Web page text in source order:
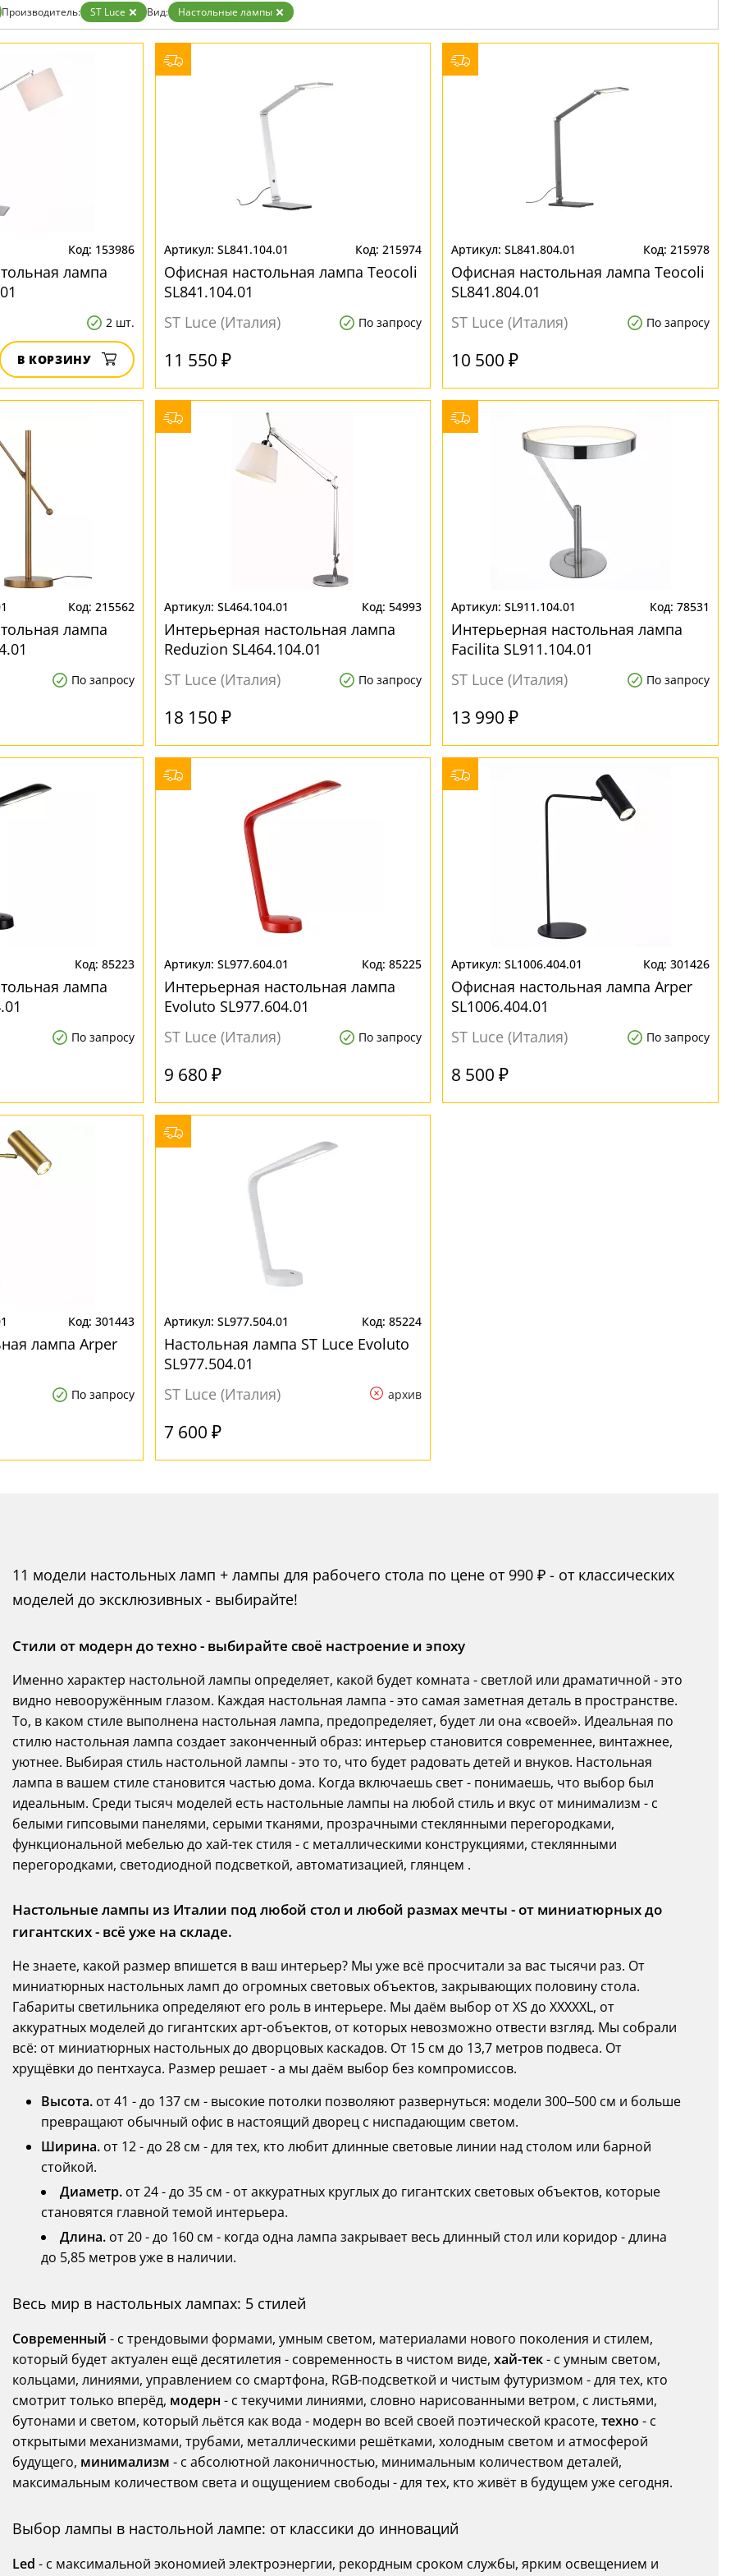
Золото
Прозрачные
Хром
Бренд
Производитель: ST Luce Вид: Настольные лампы
153986
лампа
2 шт.
В КОРЗИНУ
SL841.104.01 215974
Офисная настольная лампа Teocoli
SL841.104.01
ST Luce (Италия)
По запросу
11 550 ₽
SL841.804.01 215978
Офисная настольная лампа Teocoli
SL841.804.01
ST Luce (Италия)
По запросу
10 500 ₽
215562
лампа
По запросу
SL464.104.01 54993
Интерьерная настольная лампа
Reduzion SL464.104.01
ST Luce (Италия)
По запросу
18 150 ₽
SL911.104.01 78531
Интерьерная настольная лампа
Facilita SL911.104.01
ST Luce (Италия)
По запросу
13 990 ₽
85223
лампа
По запросу
SL977.604.01 85225
Интерьерная настольная лампа
Evoluto SL977.604.01
ST Luce (Италия)
По запросу
9 680 ₽
SL1006.404.01 301426
Офисная настольная лампа Arper
SL1006.404.01
ST Luce (Италия)
По запросу
8 500 ₽
301443
лампа Arper
По запросу
SL977.504.01 85224
Настольная лампа ST Luce Evoluto
SL977.504.01
ST Luce (Италия)
архив
7 600 ₽
11 модели настольных ламп + лампы для рабочего стола по цене от 990 ₽ - от классических
моделей до эксклюзивных - выбирайте!
Стили от модерн до техно - выбирайте своё настроение и эпоху
Именно характер настольной лампы определяет, какой будет комната - светлой или драматичной - это
видно невооружённым глазом. Каждая настольная лампа - это самая заметная деталь в пространстве.
То, в каком стиле выполнена настольная лампа, предопределяет, будет ли она «своей». Идеальная по
стилю настольная лампа создает законченный образ: интерьер становится современнее, винтажнее,
уютнее. Выбирая стиль настольной лампы - это то, что будет радовать детей и внуков. Настольная
лампа в вашем стиле становится частью дома. Когда включаешь свет - понимаешь, что выбор был
идеальным. Среди тысяч моделей есть настольные лампы на любой стиль и вкус от минимализм - с
белыми гипсовыми панелями, серыми тканями, прозрачными стеклянными перегородками,
функциональной мебелью до хай-тек стиля - с металлическими конструкциями, стеклянными
перегородками, светодиодной подсветкой, автоматизацией, глянцем .
Настольные лампы из Италии под любой стол и любой размах мечты - от миниатюрных до
гигантских - всё уже на складе.
Не знаете, какой размер впишется в ваш интерьер? Мы уже всё просчитали за вас тысячи раз. От
миниатюрных настольных ламп до огромных световых объектов, закрывающих половину стола.
Габариты светильника определяют его роль в интерьере. Мы даём выбор от XS до XXXXXL, от
аккуратных моделей до гигантских арт-объектов, от которых невозможно отвести взгляд. Мы собрали
всё: от миниатюрных настольных до дворцовых каскадов. От 15 см до 13,7 метров подвеса. От
хрущёвки до пентхауса. Размер решает - а мы даём выбор без компромиссов.
Высота. от 41 - до 137 см - высокие потолки позволяют развернуться: модели 300–500 см и больше
превращают обычный офис в настоящий дворец с ниспадающим светом.
Ширина. от 12 - до 28 см - для тех, кто любит длинные световые линии над столом или барной
стойкой.
Диаметр. от 24 - до 35 см - от аккуратных круглых до гигантских световых объектов, которые
становятся главной темой интерьера.
Длина. от 20 - до 160 см - когда одна лампа закрывает весь длинный стол или коридор - длина
до 5,85 метров уже в наличии.
Весь мир в настольных лампах: 5 стилей
Современный - с трендовыми формами, умным светом, материалами нового поколения и стилем,
который будет актуален ещё десятилетия - современность в чистом виде, хай-тек- с умным светом,
кольцами, линиями, управлением со смартфона, RGB-подсветкой и чистым футуризмом - для тех, кто
смотрит только вперёд, модерн - с текучими линиями, словно нарисованными ветром, с листьями,
бутонами и светом, который льётся как вода - модерн во всей своей поэтической красоте, техно - с
открытыми механизмами, трубами, металлическими решётками, холодным светом и атмосферой
будущего, минимализм - с абсолютной лаконичностью, минимальным количеством деталей,
максимальным количеством света и ощущением свободы - для тех, кто живёт в будущем уже сегодня.
Выбор лампы в настольной лампе: от классики до инноваций
Led - с максимальной экономией электроэнергии, рекордным сроком службы, ярким освещением и